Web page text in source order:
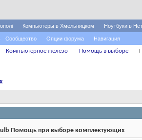
Сообщество Опции форума Навигация
Компьютеры в Хмельницком Ноутбуки в
Компьютерное железо Помощь в выборе
Помощь при выборе комплектующих